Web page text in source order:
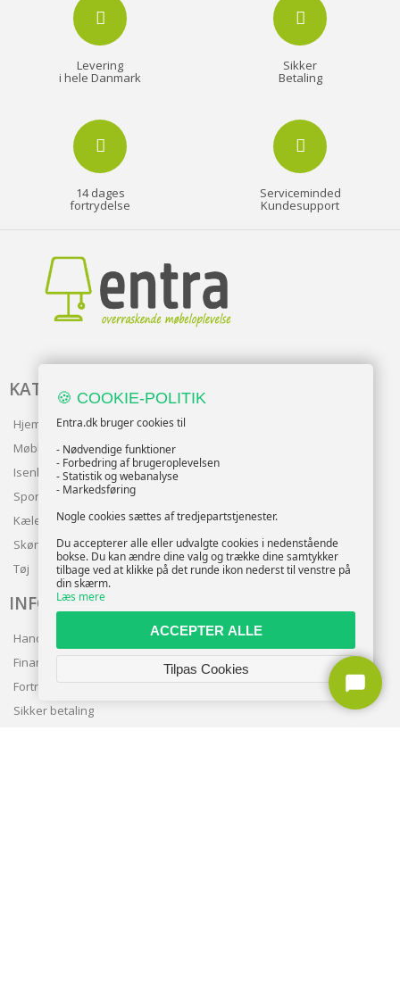
Levering
i hele Danmark
Sikker
Betaling
14 dages
fortrydelse
Serviceminded
Kundesupport
KATALOG
Hjem & Have
Møbler
Isenkram
Sport
Kæledyr
Skønhed
Tøj
INFO
Handelsbetingelser
Finansering
Fortrolighedspolitik
Sikker betaling
🍪 COOKIE-POLITIK
Entra.dk bruger cookies til
- Nødvendige funktioner
- Forbedring af brugeroplevelsen
- Statistik og webanalyse
- Markedsføring
Nogle cookies sættes af tredjepartstjenester.
Du accepterer alle eller udvalgte cookies i nedenstående
bokse. Du kan ændre dine valg og trække dine samtykker
tilbage ved at klikke på det runde ikon nederst til venstre på
din skærm.
Læs mere
ACCEPTER ALLE
Tilpas Cookies